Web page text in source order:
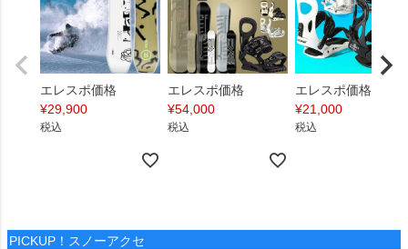
エレスポ価格
¥29,900
税込
エレスポ価格
¥54,000
税込
エレスポ価格
¥21,000
税込
PICKUP！スノーアクセ